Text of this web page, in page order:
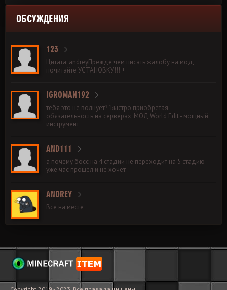
ОБСУЖДЕНИЯ
123
Цитата: andreyПрежде чем писать жалобу на мод,
почитайте УСТАНОВКУ!!! +
IGROMAN192
тебя это не волнует? "Быстро приобретая
обязательность на серверах, МОД World Edit - мощный
инструмент
AND111
а почему босс на 4 стадии не переходит на 5 стадию
уже час прошёл и не хочет
ANDREY
Все на месте